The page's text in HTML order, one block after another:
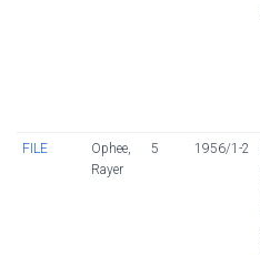
FILE
Ophee,
Rayer
5 1956/1-2